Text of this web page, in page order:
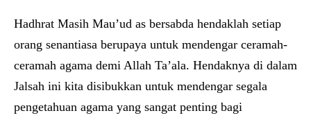
Hadhrat Masih Mau’ud as bersabda hendaklah setiap
orang senantiasa berupaya untuk mendengar ceramah-
ceramah agama demi Allah Ta’ala. Hendaknya di dalam
Jalsah ini kita disibukkan untuk mendengar segala
pengetahuan agama yang sangat penting bagi